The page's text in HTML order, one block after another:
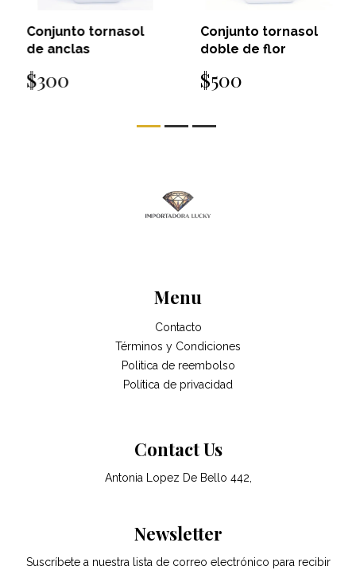
Conjunto tornasol
de anclas
$300
Conjunto tornasol
doble de flor
$500
Menu
Contacto
Términos y Condiciones
Politica de reembolso
Política de privacidad
Contact Us
Antonia Lopez De Bello 442,
Newsletter
Suscríbete a nuestra lista de correo electrónico para recibir